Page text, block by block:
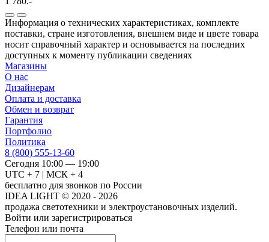
Информация о технических характеристиках, комплекте
поставки, стране изготовления, внешнем виде и цвете товара
носит справочный характер и основывается на последних
доступных к моменту публикации сведениях
Магазины
О нас
Дизайнерам
Оплата и доставка
Обмен и возврат
Гарантия
Портфолио
Политика
8 (800) 555-13-60
Сегодня 10:00 — 19:00
UTC + 7 | МСК + 4
бесплатно для звонков по России
IDEA LIGHT © 2020 - 2026
продажа светотехники и электроустановочных изделий.
Войти или зарегистрироваться
Телефон или почта